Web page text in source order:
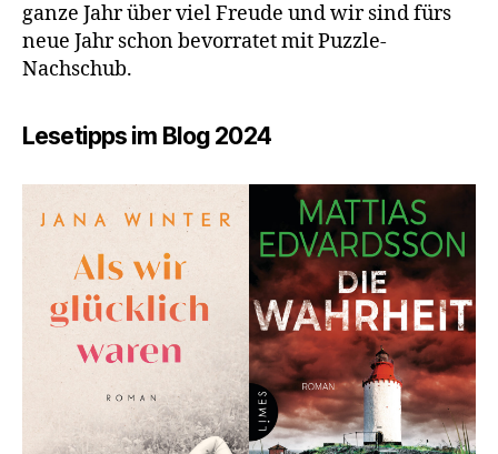
ganze Jahr über viel Freude und wir sind fürs
neue Jahr schon bevorratet mit Puzzle-
Nachschub.
Lesetipps im Blog 2024